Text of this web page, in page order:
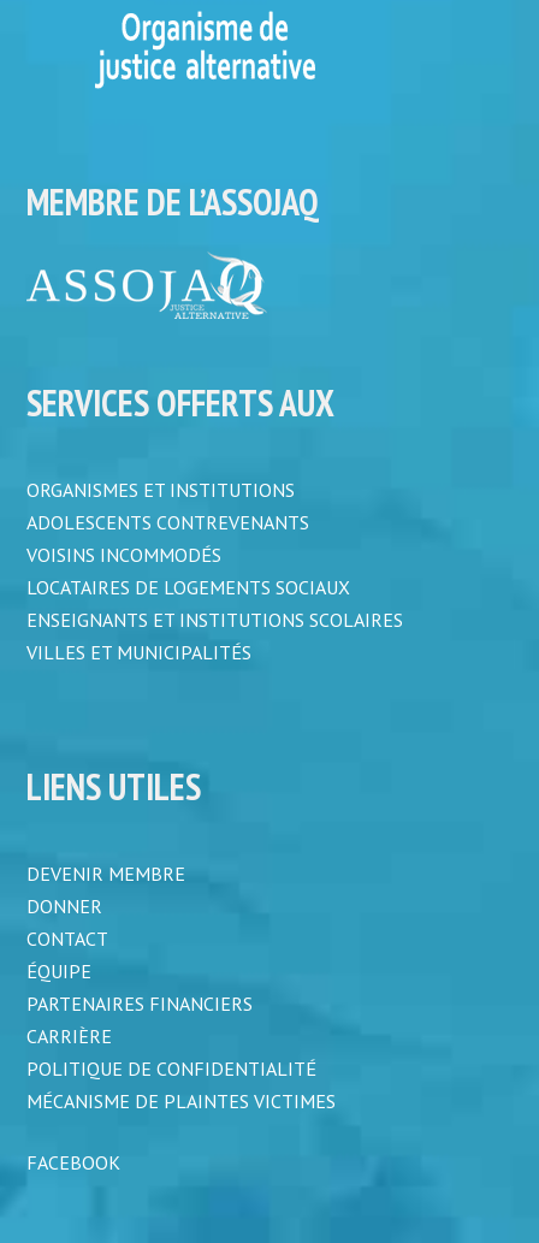
MEMBRE DE L’ASSOJAQ
SERVICES OFFERTS AUX
ORGANISMES ET INSTITUTIONS
ADOLESCENTS CONTREVENANTS
VOISINS INCOMMODÉS
LOCATAIRES DE LOGEMENTS SOCIAUX
ENSEIGNANTS ET INSTITUTIONS SCOLAIRES
VILLES ET MUNICIPALITÉS
LIENS UTILES
DEVENIR MEMBRE
DONNER
CONTACT
ÉQUIPE
PARTENAIRES FINANCIERS
CARRIÈRE
POLITIQUE DE CONFIDENTIALITÉ
MÉCANISME DE PLAINTES VICTIMES
FACEBOOK